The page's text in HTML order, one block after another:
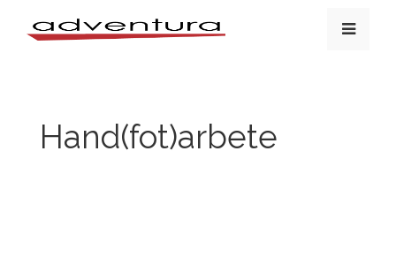
Hand(fot)arbete